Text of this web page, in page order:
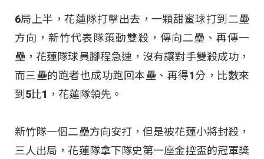
6局上半，花蓮隊打擊出去，一顆甜蜜球打到二壘
方向，新竹代表隊策動雙殺，傳向二壘、再傳一
壘，花蓮隊球員腳程急速，沒有讓對手雙殺成功，
而三壘的跑者也成功跑回本壘、再得1分，比數來
到5比1，花蓮隊領先。
新竹隊一個二壘方向安打，但是被花蓮小將封殺，
三人出局，花蓮隊拿下隊史第一座金控盃的冠軍獎